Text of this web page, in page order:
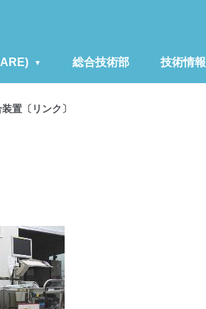
総合技術部 技術情報
置〔リンク〕